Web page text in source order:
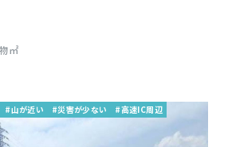
㎡
#山が近い #災害が少ない #高速IC周辺